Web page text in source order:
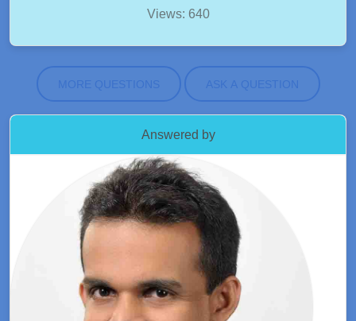
Views: 640
MORE QUESTIONS ASK A QUESTION
Answered by